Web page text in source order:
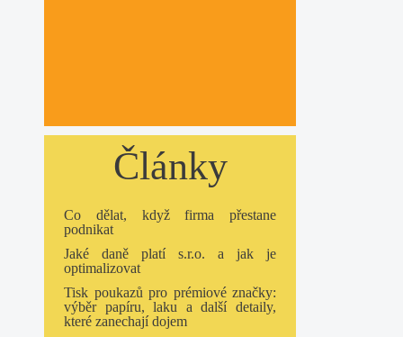
Články
Co dělat, když firma přestane
podnikat
Jaké daně platí s.r.o. a jak je
optimalizovat
Tisk poukazů pro prémiové značky:
výběr papíru, laku a další detaily,
které zanechají dojem